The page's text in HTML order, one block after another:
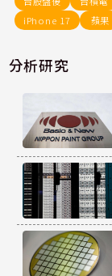
iPhone 17
蘋果
分析研究